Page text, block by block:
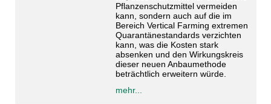
Pflanzenschutzmittel vermeiden
kann, sondern auch auf die im
Bereich Vertical Farming extremen
Quarantänestandards verzichten
kann, was die Kosten stark
absenken und den Wirkungskreis
dieser neuen Anbaumethode
beträchtlich erweitern würde.
mehr...